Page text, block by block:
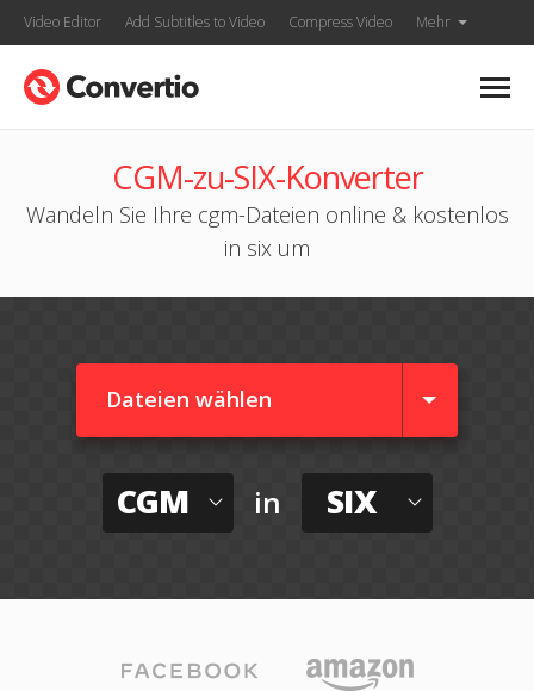
Video Editor Add Subtitles to Video Compress Video Mehr
CGM-zu-SIX-Konverter
Wandeln Sie Ihre cgm-Dateien online & kostenlos
in six um
Dateien wählen
CGM in SIX